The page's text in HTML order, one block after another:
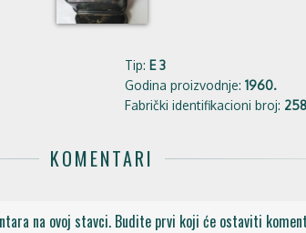
Tip: E 3
Godina proizvodnje: 1960.
Fabrički identifikacioni broj:
KOMENTARI
na ovoj stavci. Budite prvi koji će ostaviti